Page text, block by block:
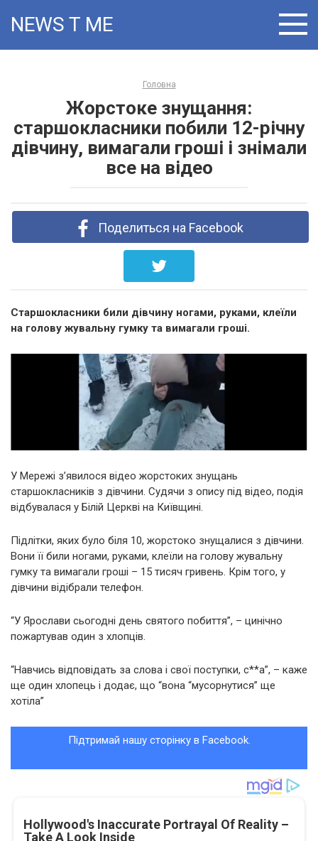
NEWS T:ME
Головна
Жорстоке знущання:
старшокласники побили 12-річну
дівчину, вимагали гроші і знімали
все на відео
Поделиться на Facebook
Старшокласники били дівчину ногами, руками, клеїли
на голову жувальну гумку та вимагали гроші.
У Мережі з’явилося відео жорстоких знущань
старшокласників з дівчини. Судячи з опису під відео, подія
відбувалася у Білій Церкві на Київщині.
Підлітки, яких було біля 10, жорстоко знущалися з дівчини.
Вони її били ногами, руками, клеїли на голову жувальну
гумку та вимагали гроші – 15 тисяч гривень. Крім того, у
дівчини відібрали телефон.
“У Ярослави сьогодні день святого побиття”, – цинічно
пожартував один з хлопців.
“Навчись відповідать за слова і свої поступки, с**а”, – каже
ще один хлопець і додає, що “вона “мусорнутися” ще
хотіла”
Підтримай нашу сторінку в Facebook.